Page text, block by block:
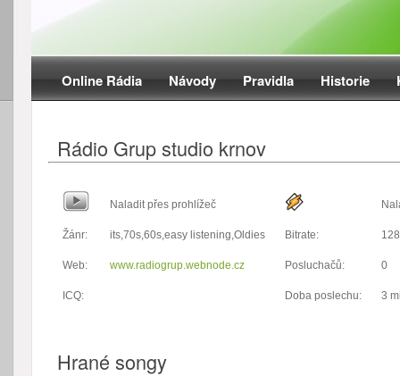
Online Rádia Návody Pravidla Historie
Rádio Grup studio krnov
Naladit přes prohlížeč
Žánr: its,70s,60s,easy listening,Oldies Bitrate:
Web: www.radiogrup.webnode.cz Posluchačů: 0
ICQ: Doba poslechu: 3
Hrané songy